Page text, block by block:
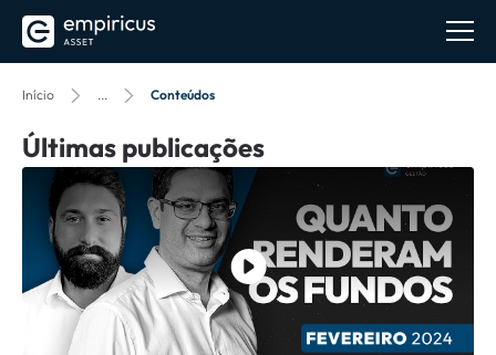
Início ... Conteúdos
Últimas publicações